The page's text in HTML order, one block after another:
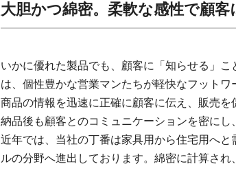
大胆かつ綿密。柔軟な感性で顧客
いかに優れた製品でも、顧客に「知らせる」
は、個性豊かな営業マンたちが軽快なフット
商品の情報を迅速に正確に顧客に伝え、販売を
納品後も顧客とのコミュニケーションを密に
近年では、当社の丁番は家具用から住宅用へ
ルの分野へ進出しております。綿密に計算さ